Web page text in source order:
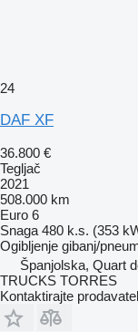
24
DAF XF
36.800 €
Tegljač
2021
508.000 km
Euro 6
Snaga 480 k.s. (353
Ogibljenje gibanj/
Španjolska, Quart
TRUCKS TORRES
Kontaktirajte